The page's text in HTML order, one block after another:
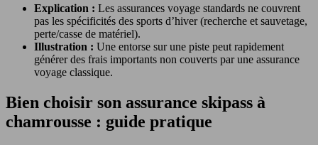
Explication : Les assurances voyage standards ne couvrent
pas les spécificités des sports d’hiver (recherche et sauvetage,
perte/casse de matériel).
Illustration : Une entorse sur une piste peut rapidement
générer des frais importants non couverts par une assurance
voyage classique.
Bien choisir son assurance skipass à
chamrousse : guide pratique